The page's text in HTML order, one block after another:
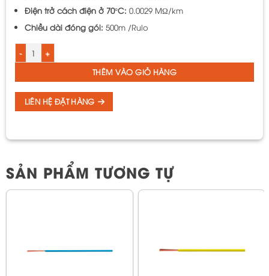
Điện trở cách điện ở 70°C: 0.0029 MΩ/km
Chiều dài đóng gói: 500m /Rulo
THÊM VÀO GIỎ HÀNG
LIÊN HỆ ĐẶT HÀNG
SẢN PHẨM TƯƠNG TỰ